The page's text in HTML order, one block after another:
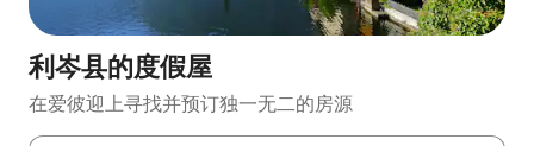
利岑县的度假屋
在爱彼迎上寻找并预订独一无二的房源